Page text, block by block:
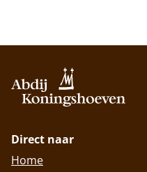
Direct naar
Home